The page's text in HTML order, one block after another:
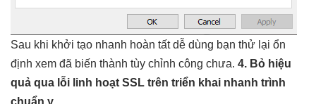
Sau khi khởi tạo nhanh hoàn tấtdễ dùng bạn thử lại ổn
định xem đã biến thành tùy chỉnh công chưa. 4. Bỏ hiệu
quả qua lỗi linh hoạt SSL trên triển khai nhanh trình